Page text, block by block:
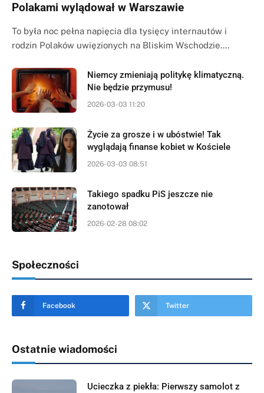
Polakami wylądował w Warszawie
To była noc pełna napięcia dla tysięcy internautów i
rodzin Polaków uwięzionych na Bliskim Wschodzie.…
Niemcy zmieniają politykę klimatyczną.
Nie będzie przymusu!
2026-03-03 11:20
Życie za grosze i w ubóstwie! Tak
wyglądają finanse kobiet w Kościele
2026-03-03 08:51
Takiego spadku PiS jeszcze nie
zanotował
2026-02-28 08:02
Społeczności
Facebook Twitter
Ostatnie wiadomości
Ucieczka z piekła: Pierwszy samolot z